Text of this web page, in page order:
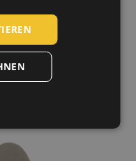
Artikel
INSOLE
SPANISH
FRENCH